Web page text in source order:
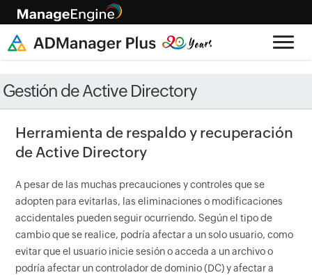
Gestión de Active Directory
Herramienta de respaldo y recuperación
de Active Directory
A pesar de las muchas precauciones y controles que se
adopten para evitarlas, las eliminaciones o modificaciones
accidentales pueden seguir ocurriendo. Según el tipo de
cambio que se realice, podría afectar a un solo usuario, como
evitar que el usuario inicie sesión o acceda a un archivo o
podría afectar un controlador de dominio (DC) y afectar a